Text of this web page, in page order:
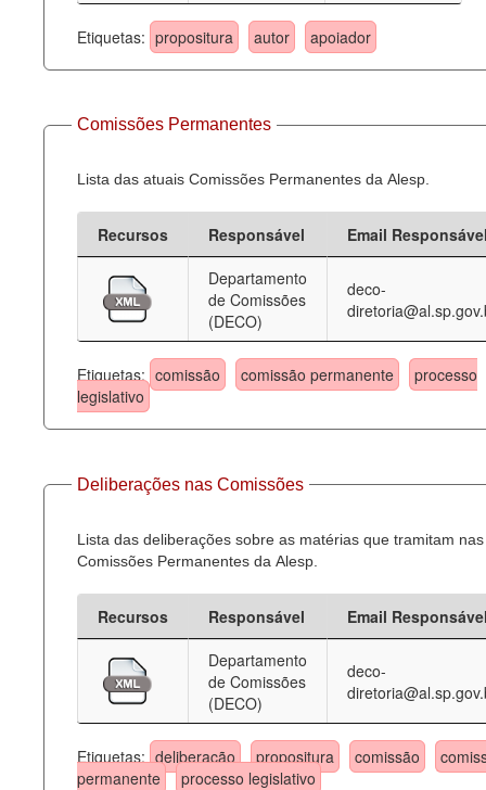
Agenda
Perguntas frequentes
Contato
Etiquetas: propositura autor apoiador
Comissões Permanentes
Lista das atuais Comissões Permanentes da Alesp.
Recursos Responsável
Email
Departamento
de Comissões
(DECO)
deco-
Etiquetas: comissão comissão permanente
processo
legislativo
Deliberações nas Comissões
Lista das deliberações sobre as matérias que tramitam nas
Comissões Permanentes da Alesp.
Recursos Responsável
Email
Departamento
de Comissões
(DECO)
deco-
Etiquetas: deliberação propositura comissão
permanente
processo legislativo